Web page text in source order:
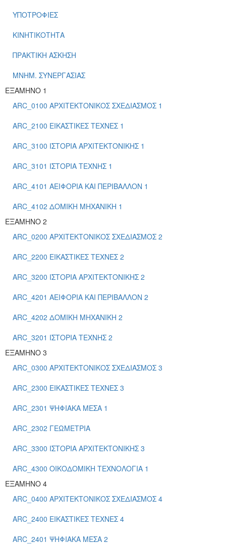
ΥΠΟΤΡΟΦΙΕΣ
ΚΙΝΗΤΙΚΟΤΗΤΑ
ΠΡΑΚΤΙΚΗ ΑΣΚΗΣΗ
ΜΝΗΜ. ΣΥΝΕΡΓΑΣΙΑΣ
ΕΞΑΜΗΝΟ 1
ARC_0100 ΑΡΧΙΤΕΚΤΟΝΙΚΟΣ ΣΧΕΔΙΑΣΜΟΣ 1
ARC_2100 ΕΙΚΑΣΤΙΚΕΣ ΤΕΧΝΕΣ 1
ARC_3100 ΙΣΤΟΡΙΑ ΑΡΧΙΤΕΚΤΟΝΙΚΗΣ 1
ARC_3101 ΙΣΤΟΡΙΑ ΤΕΧΝΗΣ 1
ARC_4101 ΑΕΙΦΟΡΙΑ ΚΑΙ ΠΕΡΙΒΑΛΛΟΝ 1
ARC_4102 ΔΟΜΙΚΗ ΜΗΧΑΝΙΚΗ 1
ΕΞΑΜΗΝΟ 2
ARC_0200 ΑΡΧΙΤΕΚΤΟΝΙΚΟΣ ΣΧΕΔΙΑΣΜΟΣ 2
ARC_2200 ΕΙΚΑΣΤΙΚΕΣ ΤΕΧΝΕΣ 2
ARC_3200 ΙΣΤΟΡΙΑ ΑΡΧΙΤΕΚΤΟΝΙΚΗΣ 2
ARC_4201 ΑΕΙΦΟΡΙΑ ΚΑΙ ΠΕΡΙΒΑΛΛΟΝ 2
ARC_4202 ΔΟΜΙΚΗ ΜΗΧΑΝΙΚΗ 2
ARC_3201 ΙΣΤΟΡΙΑ ΤΕΧΝΗΣ 2
ΕΞΑΜΗΝΟ 3
ARC_0300 ΑΡΧΙΤΕΚΤΟΝΙΚΟΣ ΣΧΕΔΙΑΣΜΟΣ 3
ARC_2300 ΕΙΚΑΣΤΙΚΕΣ ΤΕΧΝΕΣ 3
ARC_2301 ΨΗΦΙΑΚΑ ΜΕΣΑ 1
ARC_2302 ΓΕΩΜΕΤΡΙΑ
ARC_3300 ΙΣΤΟΡΙΑ ΑΡΧΙΤΕΚΤΟΝΙΚΗΣ 3
ARC_4300 ΟΙΚΟΔΟΜΙΚΗ ΤΕΧΝΟΛΟΓΙΑ 1
ΕΞΑΜΗΝΟ 4
ARC_0400 ΑΡΧΙΤΕΚΤΟΝΙΚΟΣ ΣΧΕΔΙΑΣΜΟΣ 4
ARC_2400 ΕΙΚΑΣΤΙΚΕΣ ΤΕΧΝΕΣ 4
ARC_2401 ΨΗΦΙΑΚΑ ΜΕΣΑ 2